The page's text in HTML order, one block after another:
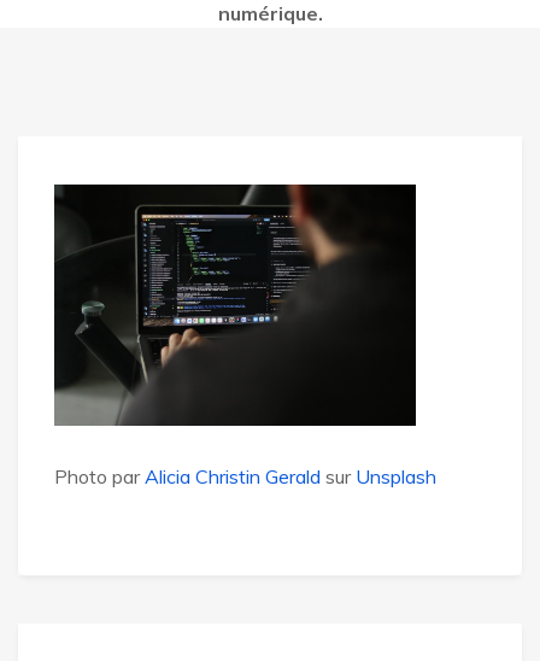
numérique.
Photo parAlicia Christin Gerald sur Unsplash